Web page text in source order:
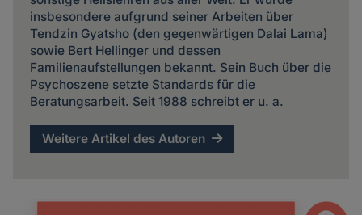
insbesondere aufgrund seiner Arbeiten über
Tendzin Gyatsho (den gegenwärtigen Dalai Lama)
sowie Bert Hellinger und dessen
Familienaufstellungen bekannt. Sein Buch über die
Psychoszene setzte Standards für die
Beratungsarbeit. Seit 1988 schreibt er u. a.
Weitere Artikel des Autoren